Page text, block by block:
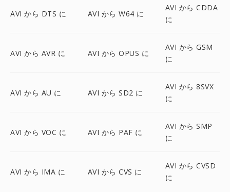
AVI から DTS に AVI から W64 に
AVI から CDDA
に
AVI から AVR に AVI から OPUS に
AVI から GSM
に
AVI から AU に AVI から SD2 に
AVI から 8SVX
に
AVI から VOC に AVI から PAF に
AVI から SMP
に
AVI から IMA に AVI から CVS に
AVI から CVSD
に